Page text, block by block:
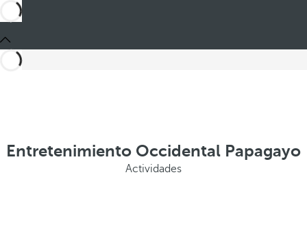
Entretenimiento Occidental Papagayo
Actividades